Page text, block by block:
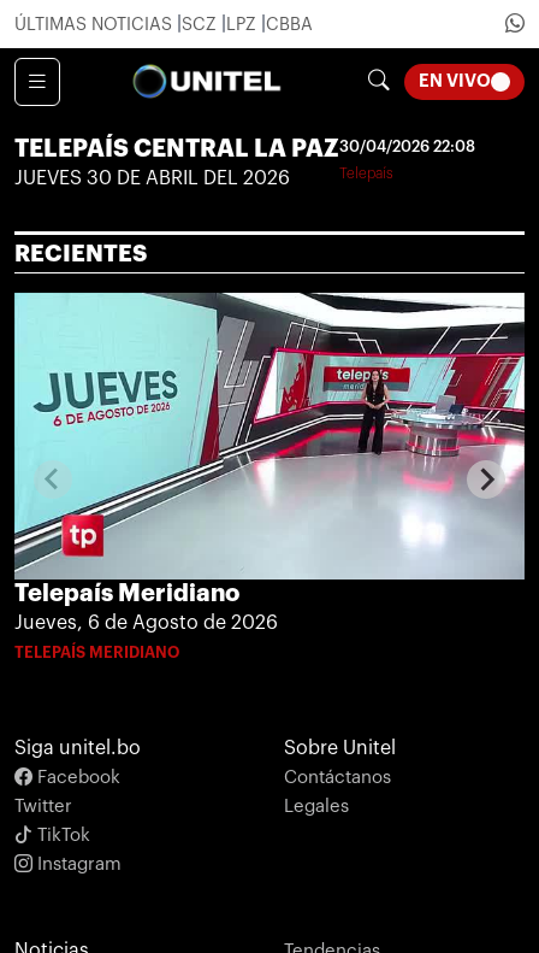
ÚLTIMAS NOTICIAS SCZ LPZ CBBA
EN VIVO
TELEPAÍS CENTRAL LA PAZ
JUEVES 30 DE ABRIL DEL 2026
30/04/2026 22:08
Telepaís
RECIENTES
Telepaís Meridiano
Jueves, 6 de Agosto de 2026
TELEPAÍS MERIDIANO
Siga unitel.bo
Facebook
Twitter
TikTok
Instagram
Sobre Unitel
Contáctanos
Legales